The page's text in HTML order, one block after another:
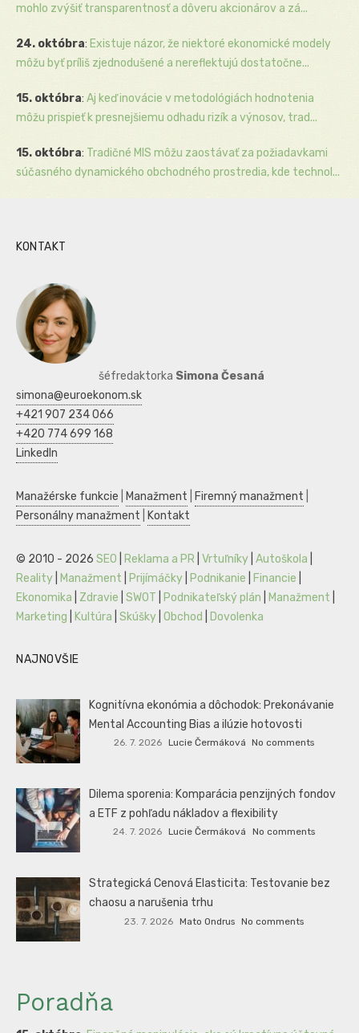
mohlo zvýšiť transparentnosť a dôveru akcionárov a zá...
24. októbra: Existuje názor, že niektoré ekonomické modely
môžu byť príliš zjednodušené a nereflektujú dostatočne...
15. októbra: Aj keď inovácie v metodológiách hodnotenia
môžu prispieť k presnejšiemu odhadu rizík a výnosov, trad...
15. októbra: Tradičné MIS môžu zaostávať za požiadavkami
súčasného dynamického obchodného prostredia, kde technol...
KONTAKT
šéfredaktorka Simona Česaná
simona@euroekonom.sk
+421 907 234 066
+420 774 699 168
LinkedIn
Manažérske funkcie Manažment Firemný manažment
Personálny manažment
Kontakt
© 2010 - 2026 SEO Reklama a PR Vrtuľníky Autoškola
Reality
Manažment Prijímáčky Podnikanie Financie
Ekonomika
Zdravie SWOT Podnikateľský plán Manažment
Marketing
Kultúra Skúšky Obchod Dovolenka
NAJNOVŠIE
Kognitívna ekonómia a dôchodok: Prekonávanie
Mental Accounting Bias a ilúzie hotovosti
26. 7. 2026 Lucie Čermáková No comments
Dilema sporenia: Komparácia penzijných fondov
a ETF z pohľadu nákladov a flexibility
24. 7. 2026 Lucie Čermáková No comments
Strategická Cenová Elasticita: Testovanie bez
chaosu a narušenia trhu
23. 7. 2026 Mato Ondrus No comments
Poradňa